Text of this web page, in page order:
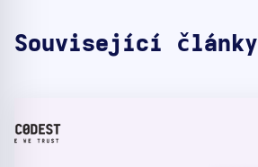
Související články